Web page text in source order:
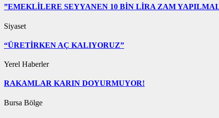
”EMEKLİLERE SEYYANEN 10 BİN LİRA ZAM
Siyaset
“ÜRETİRKEN AÇ KALIYORUZ”
Yerel Haberler
RAKAMLAR KARIN DOYURMUYOR!
Bursa Bölge